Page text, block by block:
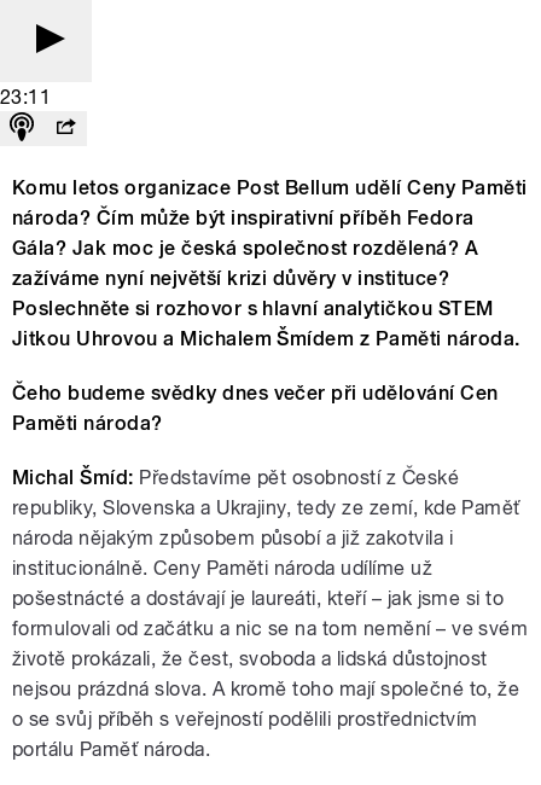
23:11
Komu letos organizace Post Bellum udělí Ceny Paměti
národa? Čím může být inspirativní příběh Fedora
Gála? Jak moc je česká společnost rozdělená? A
zažíváme nyní největší krizi důvěry v instituce?
Poslechněte si rozhovor s hlavní analytičkou STEM
Jitkou Uhrovou a Michalem Šmídem z Paměti národa.
Čeho budeme svědky dnes večer při udělování Cen
Paměti národa?
Michal Šmíd: Představíme pět osobností z České
republiky, Slovenska a Ukrajiny, tedy ze zemí, kde Paměť
národa nějakým způsobem působí a již zakotvila i
institucionálně. Ceny Paměti národa udílíme už
pošestnácté a dostávají je laureáti, kteří – jak jsme si to
formulovali od začátku a nic se na tom nemění – ve svém
životě prokázali, že čest, svoboda a lidská důstojnost
nejsou prázdná slova. A kromě toho mají společné to, že
o se svůj příběh s veřejností podělili prostřednictvím
portálu Paměť národa.